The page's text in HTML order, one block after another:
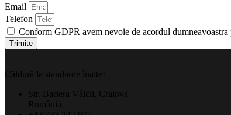
Email
Telefon
Conform GDPR avem nevoie de acordul
Trimite
Căldură la standarde înalte!
Str. Bariera Vâlcii, Craiova
România